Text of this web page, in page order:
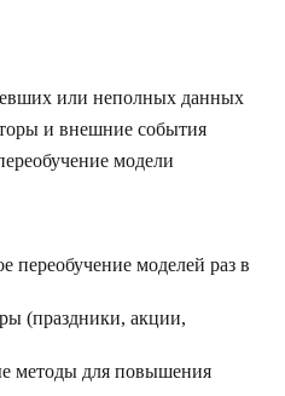
или неполных данных
и внешние события
модели
переобучение моделей раз в
(праздники, акции,
методы для повышения